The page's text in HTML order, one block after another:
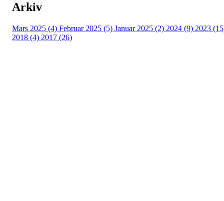
Arkiv
Mars 2025 (4) Februar 2025 (5) Januar 2025 (2) 2024 (9) 2023
2018 (4) 2017 (26)